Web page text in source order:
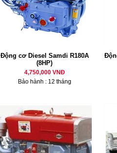
Động cơ Diesel Samdi R180A
(8HP)
4,750,000 VNĐ
Bảo hành : 12 tháng